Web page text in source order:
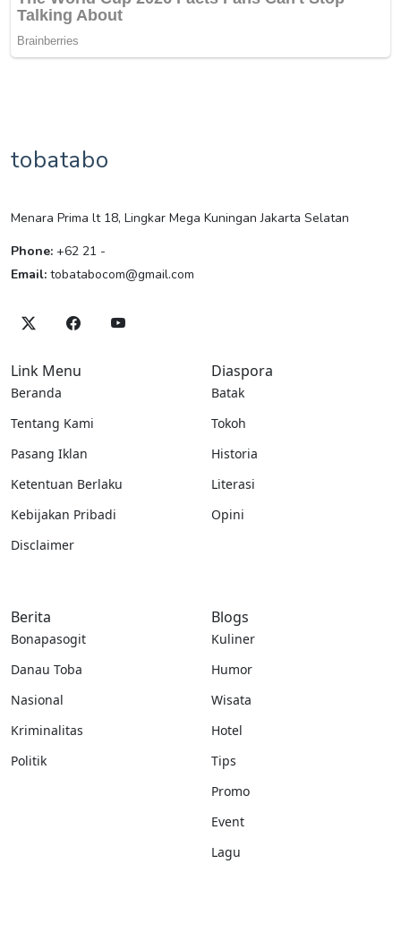
tobatabo
Menara Prima lt 18, Lingkar Mega Kuningan Jakarta Selatan
Phone: +62 21 -
Email: tobatabocom@gmail.com
Link Menu
Beranda
Tentang Kami
Pasang Iklan
Ketentuan Berlaku
Kebijakan Pribadi
Disclaimer
Diaspora
Batak
Tokoh
Historia
Literasi
Opini
Berita
Bonapasogit
Danau Toba
Nasional
Kriminalitas
Politik
Blogs
Kuliner
Humor
Wisata
Hotel
Tips
Promo
Event
Lagu